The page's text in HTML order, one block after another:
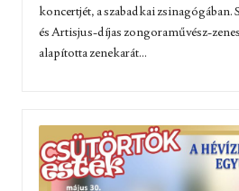
koncertjét, a szabadkai zsinagógában.
és Artisjus-díjas zongoraművész-
alapította zenekarát...